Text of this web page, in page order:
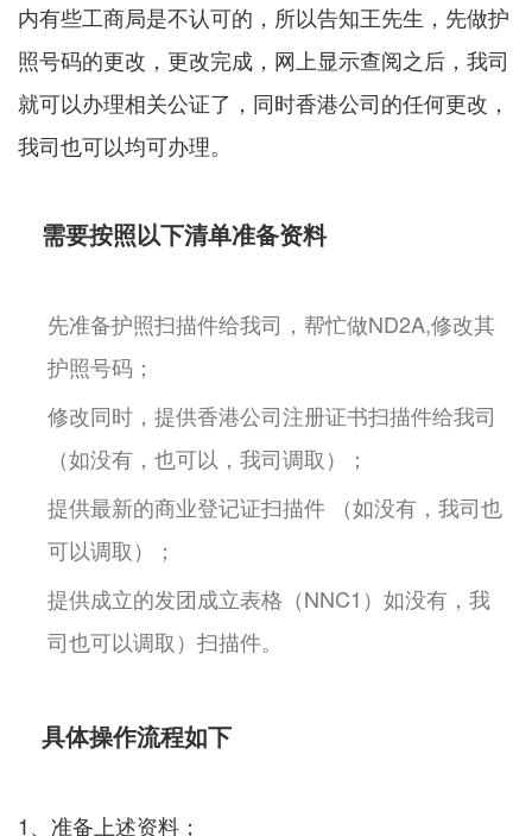
内有些工商局是不认可的，所以告知王先生，先做护
照号码的更改，更改完成，网上显示查阅之后，我司
就可以办理相关公证了，同时香港公司的任何更改，
我司也可以均可办理。
需要按照以下清单准备资料
先准备护照扫描件给我司，帮忙做ND2A,修改其
护照号码；
修改同时，提供香港公司注册证书扫描件给我司
（如没有，也可以，我司调取）；
提供最新的商业登记证扫描件 （如没有，我司也
可以调取）；
提供成立的发团成立表格（NNC1）如没有，我
司也可以调取）扫描件。
具体操作流程如下
1、准备上述资料；